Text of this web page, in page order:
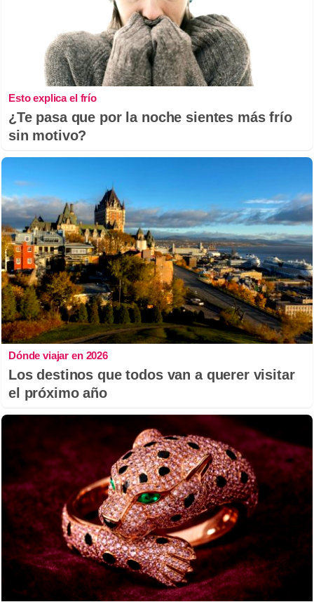
Esto explica el frío
¿Te pasa que por la noche sientes más frío
sin motivo?
Dónde viajar en 2026
Los destinos que todos van a querer visitar
el próximo año